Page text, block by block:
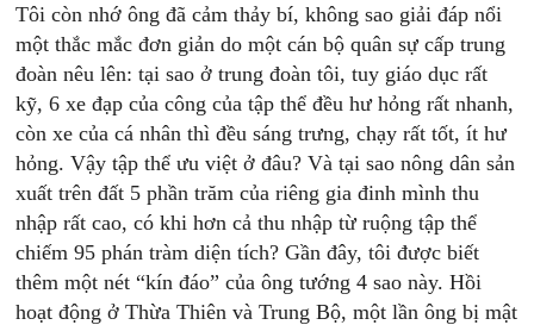
Tôi còn nhớ ông đã cảm thảy bí, không sao giải đáp nổi
một thắc mắc đơn giản do một cán bộ quân sự cấp trung
đoàn nêu lên: tại sao ở trung đoàn tôi, tuy giáo dục rất
kỹ, 6 xe đạp của công của tập thể đều hư hỏng rất nhanh,
còn xe của cá nhân thì đều sáng trưng, chạy rất tốt, ít hư
hỏng. Vậy tập thể ưu việt ở đâu? Và tại sao nông dân sản
xuất trên đất 5 phần trăm của riêng gia đinh mình thu
nhập rất cao, có khi hơn cả thu nhập từ ruộng tập thể
chiếm 95 phán tràm diện tích? Gần đây, tôi được biết
thêm một nét “kín đáo” của ông tướng 4 sao này. Hồi
hoạt động ở Thừa Thiên và Trung Bộ, một lần ông bị mật